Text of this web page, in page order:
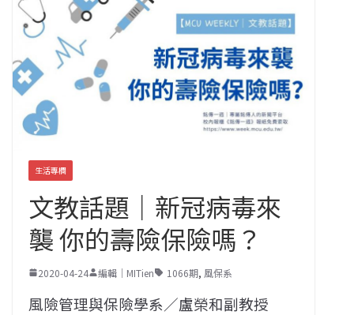
生活專欄
文教話題｜新冠病毒來
襲 你的壽險保險嗎？
2020-04-24 編輯｜MITien 1066期, 風保系
風險管理與保險學系／盧榮和副教授